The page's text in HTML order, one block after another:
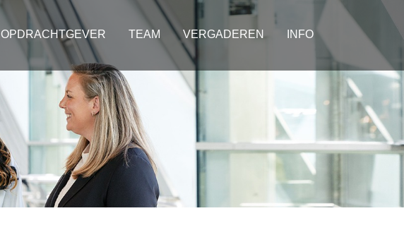
OPDRACHTGEVER TEAM VERGADEREN INFO